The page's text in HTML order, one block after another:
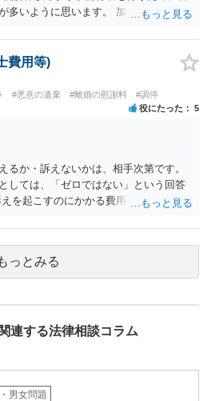
多いように思います。 加えて、相手方
したりなど証拠を収集し、立件する方
を送致する流れとなることが見込まれ
費用等)
#悪意の遺棄 #離婚の慰謝料 #調停
役にたった 5
か・訴えないかは、相手次第です。
ては、「ゼロではない」という回答
起こすのにかかる費用や手間を考え
などは、無効になったり取り消された
し、法的には無効や取消しを主張する
聞きする限り、今回のケースでは無効
いと思われます。 ③ 公正証書を作成
双方の了承が必要です。 現状では相
のがお勧めです。 調停で話し合いが
て、それぞれの収入をもとに裁判所が
っとみる
連する法律相談コラム
男女問題